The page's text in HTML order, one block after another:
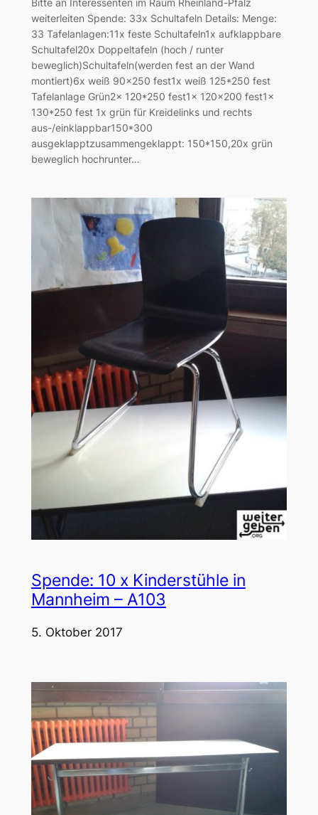
weiterleiten Spende: 33x Schultafeln Details: Menge:
33 Tafelanlagen:11x feste Schultafeln1x aufklappbare
Schultafel20x Doppeltafeln (hoch / runter
beweglich)Schultafeln(werden fest an der Wand
montiert)6x weiß 90×250 fest1x weiß 125*250 fest
Tafelanlage Grün2x 120*250 fest1x 120×200 fest1x
130*250 fest 1x grün für Kreidelinks und rechts
aus-/einklappbar150*300
ausgeklapptzusammengeklappt: 150*150,20x grün
beweglich hochrunter…
Spende: 10 x Kinderstühle in
Mannheim – A103
5. Oktober 2017